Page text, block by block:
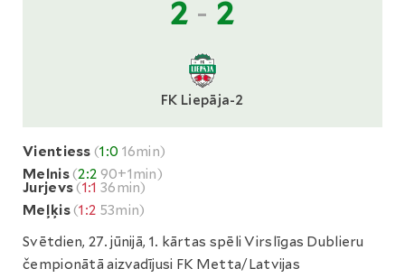
2 - 2
FK Liepāja-2
Vientiess (1:0 16min)
Melnis(2:2 90+1min)
Jurjevs(1:1 36min)
Meļķis(1:2 53min)
Svētdien, 27. jūnijā, 1. kārtas spēli Virslīgas Dublieru
čempionātā aizvadījusi FK Metta/Latvijas